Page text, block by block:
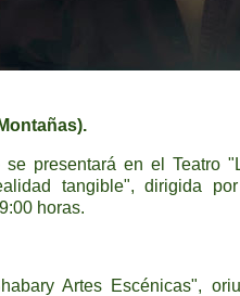
presentará en el Teatro
tangible", dirigida
horas.
Artes Escénicas",